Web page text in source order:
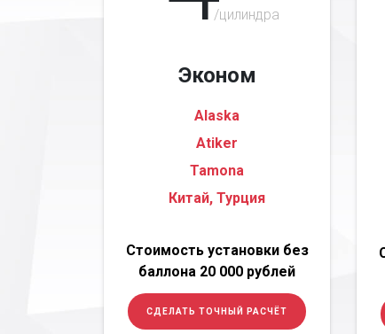
/цилиндра
Эконом
Alaska
Atiker
Tamona
Китай, Турция
Стоимость установки без
баллона 20 000 рублей
СДЕЛАТЬ ТОЧНЫЙ РАСЧЁТ